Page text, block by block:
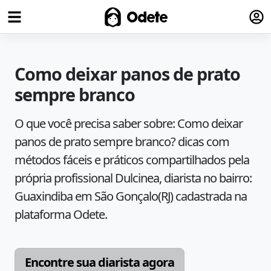
Odete
Como deixar panos de prato
sempre branco
O que você precisa saber sobre:Como deixar
panos de prato sempre branco?dicas com
métodos fáceis e práticos compartilhados pela
própria profissional Dulcinea, diarista no bairro:
Guaxindibaem São Gonçalo(RJ) cadastrada na
plataforma Odete.
Encontre sua diarista agora